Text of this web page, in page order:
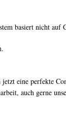
basiert nicht
eine perfekte
auch gerne